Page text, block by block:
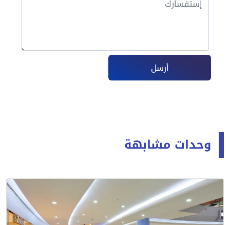
أرسل
وحدات مشابهة